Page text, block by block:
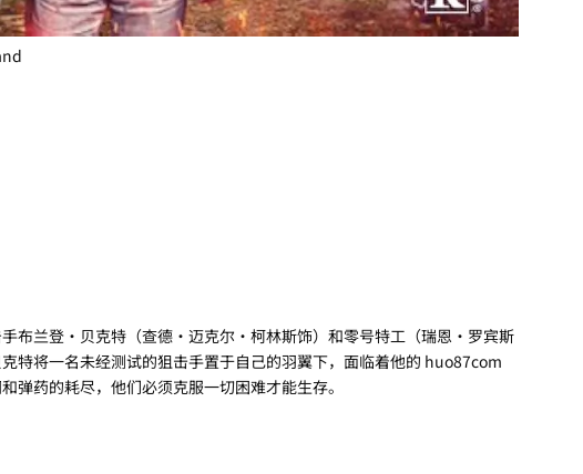
手布兰登·贝克特（查德·迈克尔·柯林斯饰）和零号特工（瑞恩·罗宾斯
特将一名未经测试的狙击手置于自己的羽翼下，面临着他的 huo87com
弹药的耗尽，他们必须克服一切困难才能生存。